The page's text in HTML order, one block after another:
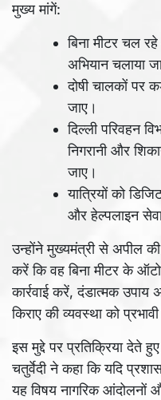
मुख्य मांगें:
बिना मीटर चल
अभियान चलाया
दोषी चालकों पर
जाए।
दिल्ली परिवहन
निगरानी और
जाए।
यात्रियों को
और हेल्पलाइन
उन्होंने मुख्यमंत्री से अपील की
करें कि वह बिना मीटर के
कार्रवाई करें, दंडात्मक
किराए की व्यवस्था को
इस मुद्दे पर प्रतिक्रिया देते
चतुर्वेदी ने कहा कि यदि
यह विषय नागरिक